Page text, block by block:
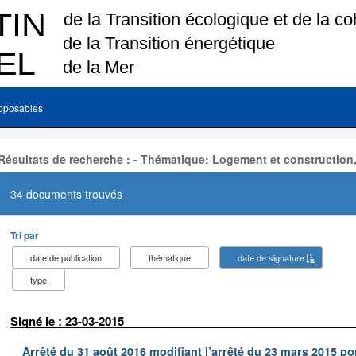
de recherche : - Thématique: Logement et
34 documents trouvés
Tri par
date de publication thématique
date de signature
type
Signé le : 23-03-2015
Arrêté du 31 août 2016 modifiant l’arrêté du 23 mars 2015